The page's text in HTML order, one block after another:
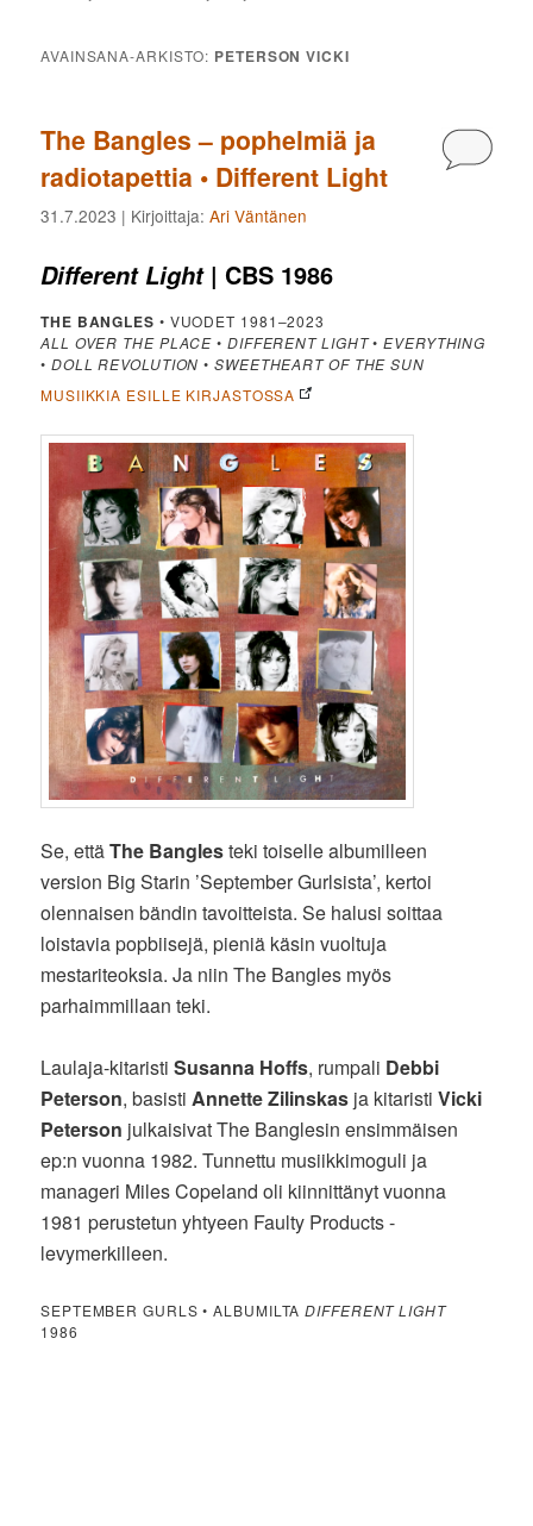
AVAINSANA-ARKISTO: PETERSON VICKI
The Bangles – pophelmiä ja
radiotapettia • Different Light
31.7.2023 | Kirjoittaja:Ari Väntänen
Different Light| CBS 1986
THE BANGLES • VUODET 1981–2023
ALL OVER THE PLACE • DIFFERENT LIGHT•EVERYTHING
• DOLL REVOLUTION •SWEETHEART OF THE SUN
MUSIIKKIA ESILLE KIRJASTOSSA
Se, ettäThe Banglesteki toiselle albumilleen
version Big Starin ’September Gurlsista’, kertoi
olennaisen bändin tavoitteista. Se halusi soittaa
loistavia popbiisejä, pieniä käsin vuoltuja
mestariteoksia. Ja niin The Bangles myös
parhaimmillaan teki.
Laulaja-kitaristiSusanna Hoffs, rumpali Debbi
Peterson, basisti Annette Zilinskas ja kitaristiVicki
Peterson julkaisivat The Banglesin ensimmäisen
ep:n vuonna 1982. Tunnettu musiikkimoguli ja
manageri Miles Copeland oli kiinnittänyt vuonna
1981 perustetun yhtyeen Faulty Products -
levymerkilleen.
SEPTEMBER GURLS • ALBUMILTADIFFERENT LIGHT
1986